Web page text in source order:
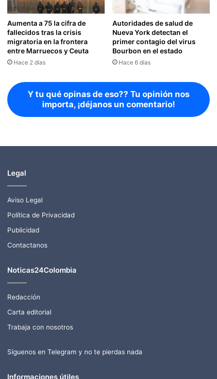
Aumenta a 75 la cifra de
fallecidos tras la crisis
migratoria en la frontera
entre Marruecos y Ceuta
Hace 2 días
Autoridades de salud de
Nueva York detectan el
primer contagio del virus
Bourbon en el estado
Hace 6 días
Y tu qué opinas de eso?? Tu opinión nos
importa, ¡déjanos un comentario!
Legal
Aviso Legal
Política de Privacidad
Publicidad
Contactanos
Noticas24Colombia
Redacción
Carta editorial
Trabaja con nosotros
Síguenos en Telegram y no te pierdas nada
Informaciones útiles